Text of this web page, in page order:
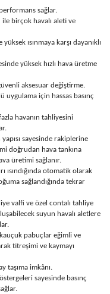
sağlar.
ile birçok havalı aleti ve
ısınmaya karşı dayanıklı
yüksek hızlı hava üretme
güvenli aksesuar değiştirme.
uygulama için hassas basınç
havanın tahliyesini
sayesinde rakiplerine
doğrudan hava tankına
üretimi sağlanır.
ısındığında otomatik olarak
sağlandığında tekrar
valfi ve özel contalı tahliye
suyun havalı aletlere
pabuçlar eğimli ve
titreşimi ve kaymayı
taşıma imkânı.
sayesinde basınç